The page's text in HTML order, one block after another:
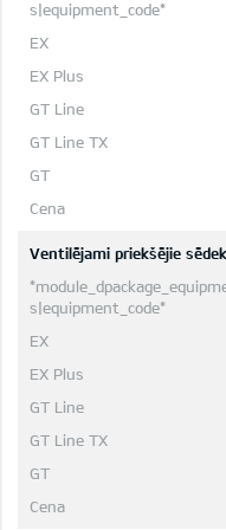
Ventilējami priekšējie